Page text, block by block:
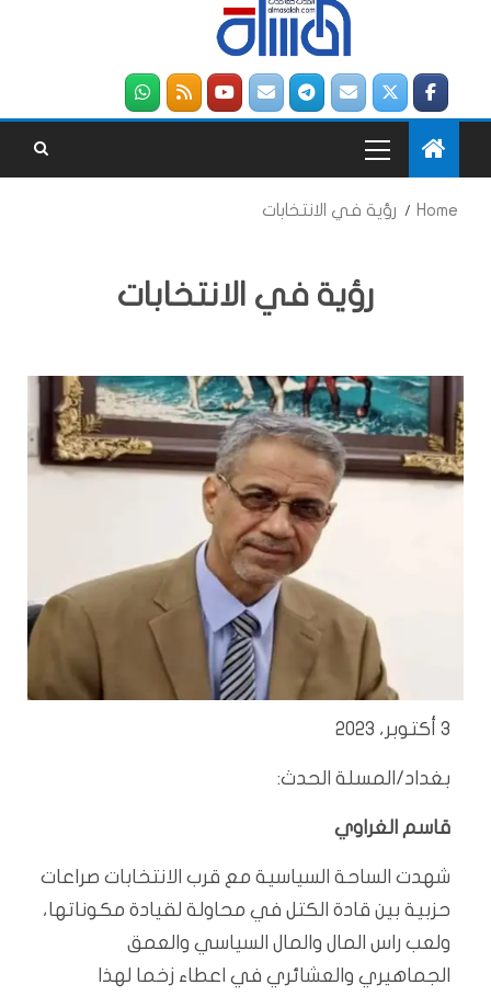
Home رؤية في الانتخابات
رؤية في الانتخابات
3 أكتوبر، 2023
بغداد/المسلة الحدث:
قاسم الغراوي
شهدت الساحة السياسية مع قرب الانتخابات صراعات
حزبية بين قادة الكتل في محاولة لقيادة مكوناتها،
ولعب راس المال والمال السياسي والعمق
الجماهيري والعشائري في اعطاء زخما لهذا